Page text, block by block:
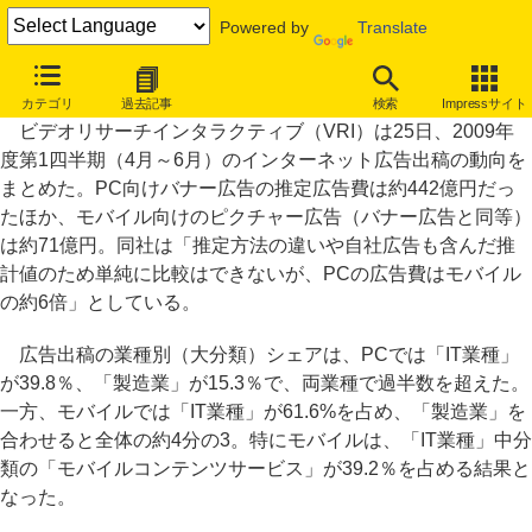
Powered by Translate
カテゴリ 過去記事 検索 Impressサイト
4～6月バナー広告出稿、住宅関連情報やソフトウェアが上位に
ビデオリサーチインタラクティブ（VRI）は25日、2009年
度第1四半期（4月～6月）のインターネット広告出稿の動向を
まとめた。PC向けバナー広告の推定広告費は約442億円だっ
たほか、モバイル向けのピクチャー広告（バナー広告と同等）
は約71億円。同社は「推定方法の違いや自社広告も含んだ推
計値のため単純に比較はできないが、PCの広告費はモバイル
の約6倍」としている。
広告出稿の業種別（大分類）シェアは、PCでは「IT業種」
が39.8％、「製造業」が15.3％で、両業種で過半数を超えた。
一方、モバイルでは「IT業種」が61.6%を占め、「製造業」を
合わせると全体の約4分の3。特にモバイルは、「IT業種」中分
類の「モバイルコンテンツサービス」が39.2％を占める結果と
なった。